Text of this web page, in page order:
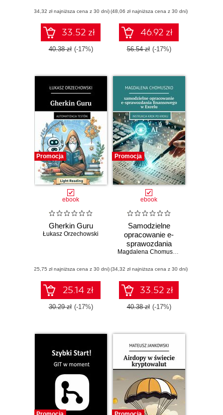
księgowych
(34,32 zł najniższa cena z 30 dni)
33.52 zł
40.38 zł (-17%)
(48,06 zł najniższa cena z 30 dni)
46.92 zł
56.54 zł (-17%)
Promocja
ebook
Gherkin Guru
Łukasz Orzechowski
(25,75 zł najniższa cena z 30 dni)
25.14 zł
30.29 zł (-17%)
Promocja
ebook
Samodzielne
opracowanie e-
sprawozdania
finansowego Magdalena Chomuszko
(34,32 zł najniższa cena z 30 dni)
33.52 zł
40.38 zł (-17%)